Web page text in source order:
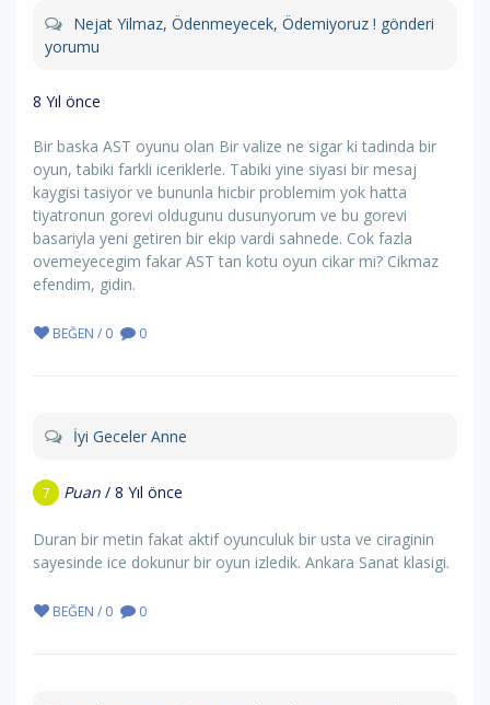
Nejat Yilmaz, Ödenmeyecek, Ödemiyoruz ! gönderi
yorumu
8 Yıl önce
Bir baska AST oyunu olan Bir valize ne sigar ki tadinda bir
oyun, tabiki farkli iceriklerle. Tabiki yine siyasi bir mesaj
kaygisi tasiyor ve bununla hicbir problemim yok hatta
tiyatronun gorevi oldugunu dusunyorum ve bu gorevi
basariyla yeni getiren bir ekip vardi sahnede. Cok fazla
ovemeyecegim fakar AST tan kotu oyun cikar mi? Cikmaz
efendim, gidin.
BEĞEN / 0 0
İyi Geceler Anne
7 Puan / 8 Yıl önce
Duran bir metin fakat aktif oyunculuk bir usta ve ciraginin
sayesinde ice dokunur bir oyun izledik. Ankara Sanat klasigi.
BEĞEN / 0 0